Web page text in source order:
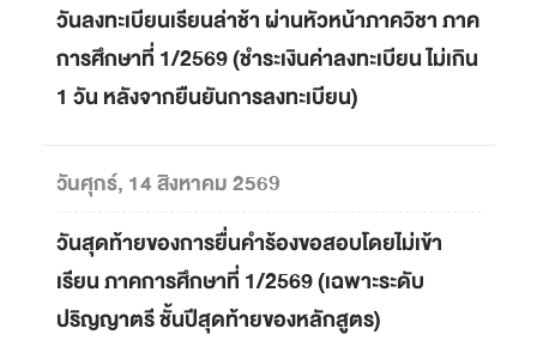
วันลงทะเบียนเรียนล่าช้า ผ่านหัวหน้าภาควิชา ภาค
การศึกษาที่ 1/2569 (ชำระเงินค่าลงทะเบียน ไม่เกิน
1 วัน หลังจากยืนยันการลงทะเบียน)
วันศุกร์, 14 สิงหาคม 2569
วันสุดท้ายของการยื่นคำร้องขอสอบโดยไม่เข้า
เรียน ภาคการศึกษาที่ 1/2569 (เฉพาะระดับ
ปริญญาตรี ชั้นปีสุดท้ายของหลักสูตร)